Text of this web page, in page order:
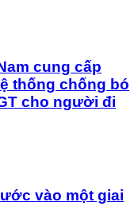
cung cấp
thống chống bó
cho người đi
vào một giai